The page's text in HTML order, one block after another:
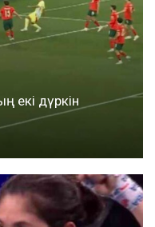
екі дүркін